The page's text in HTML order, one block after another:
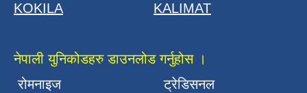
KOKILA
KALIMAT
नेपाली युनिकोडहरु डाउनलोड गर्नुहोस ।
रोमनाइज
ट्रेडिसनल